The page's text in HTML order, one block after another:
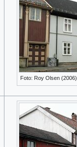
Foto: Roy Olsen (2006)